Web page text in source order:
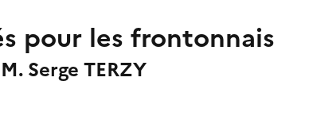
pour les frontonnais
M. Serge TERZY